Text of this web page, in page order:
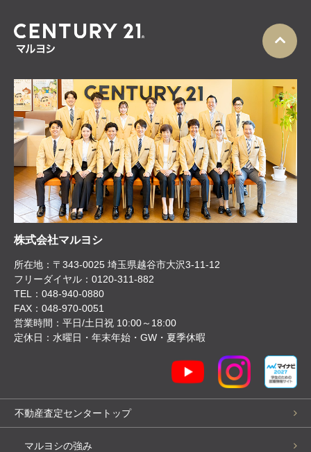
株式会社マルヨシ
所在地：〒343-0025 埼玉県越谷市大沢3-11-12
フリーダイヤル：0120-311-882
TEL：048-940-0880
FAX：048-970-0051
営業時間：平日/土日祝 10:00～18:00
定休日：水曜日・年末年始・GW・夏季休暇
不動産査定センタートップ
マルヨシの強み